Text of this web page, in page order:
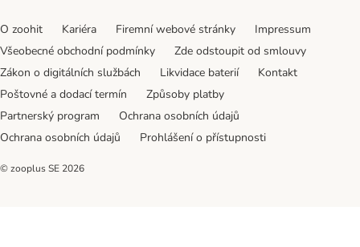
O zoohit Kariéra Firemní webové stránky
Impressum
Všeobecné obchodní podmínky
Zde odstoupit od smlouvy
Zákon o digitálních službách
Likvidace baterií
Kontakt
Poštovné a dodací termín
Způsoby platby
Partnerský program
Ochrana osobních údajů
Ochrana osobních údajů
Prohlášení o přístupnosti
© zooplus SE 2026